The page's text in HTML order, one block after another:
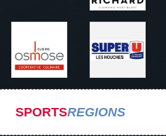
SPORTSREGIONS